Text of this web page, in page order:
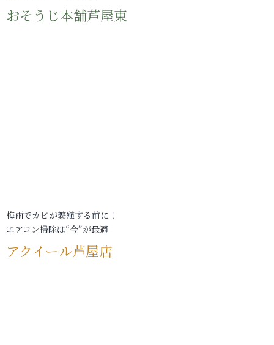
おそうじ本舗芦屋東
梅雨でカビが繁殖する前に！
エアコン掃除は“今”が最適
アクイール芦屋店